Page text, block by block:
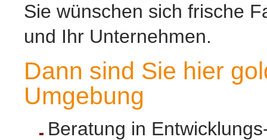
Sie wünschen sich frische
und Ihr Unternehmen.
Dann sind Sie hier
Umgebung
Beratung in